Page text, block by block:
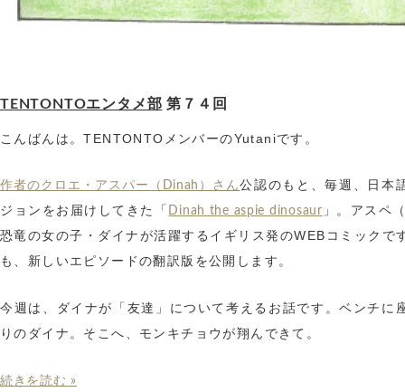
TENTONTOエンタメ部 第７４回
こんばんは。TENTONTOメンバーのYutaniです。
作者のクロエ・アスパー（Dinah）さん公認のもと、毎週、日本
ジョンをお届けしてきた「 Dinah the aspie dinosaur 」。アスペ
恐竜の女の子・ダイナが活躍するイギリス発のWEBコミックで
も、新しいエピソードの翻訳版を公開します。
今週は、ダイナが「友達」について考えるお話です。ベンチに
りのダイナ。そこへ、モンキチョウが翔んできて。
続きを読む »